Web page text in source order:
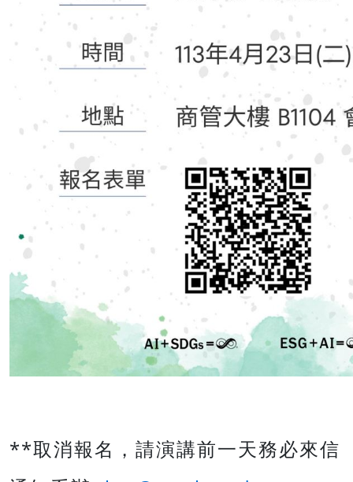
**取消報名，請演講前一天務必來信